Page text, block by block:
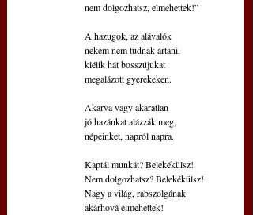
nem dolgozhatsz, elmehettek!”
A hazugok, az alávalók
nekem nem tudnak ártani,
kiélik hát bosszújukat
megalázott gyerekeken.
Akarva vagy akaratlan
jó hazánkat alázzák meg,
népeinket, napról napra.
Kaptál munkát? Belekékülsz!
Nem dolgozhatsz? Belekékülsz!
Nagy a világ, rabszolgának
akárhová elmehettek!